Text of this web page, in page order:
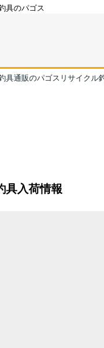
具のパゴス
具通販のパゴスリサイクル
具入荷情報